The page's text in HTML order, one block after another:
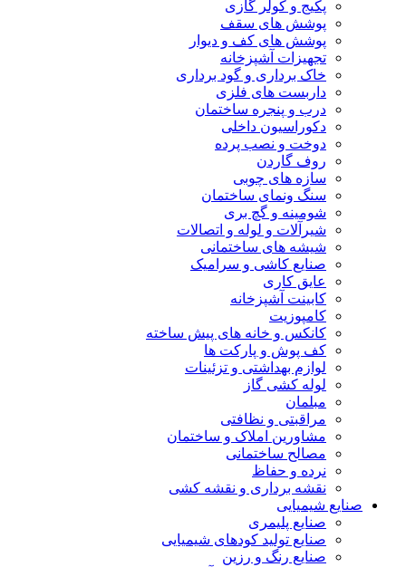
پکیج و کولر گازی
پوشش های سقف
پوشش های کف و دیوار
تجهیزات آشپزخانه
خاک برداری و گود برداری
داربست های فلزی
درب و پنجره ساختمان
دکوراسیون داخلی
دوخت و نصب پرده
روف گاردن
سازه های چوبی
سنگ ونمای ساختمان
شومینه و گچ بری
شیرآلات و لوله و اتصالات
شیشه های ساختمانی
صنایع کاشی و سرامیک
عایق کاری
کابینت آشپزخانه
کامپوزیت
کانکس و خانه های پیش ساخته
کف پوش و پارکت ها
لوازم بهداشتی و تزئینات
لوله کشی گاز
مبلمان
مراقبتی و نظافتی
مشاورین املاک و ساختمان
مصالح ساختمانی
نرده و حفاظ
نقشه برداری و نقشه کشی
صنایع شیمیایی
صنایع پلیمری
صنایع تولید کودهای شیمیایی
صنایع رنگ و رزین